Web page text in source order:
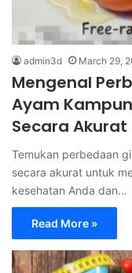
admin3d March 29,
Mengenal
Ayam
Secara Akurat
Temukan perbedaan
secara akurat untuk
kesehatan Anda dan…
Read More »